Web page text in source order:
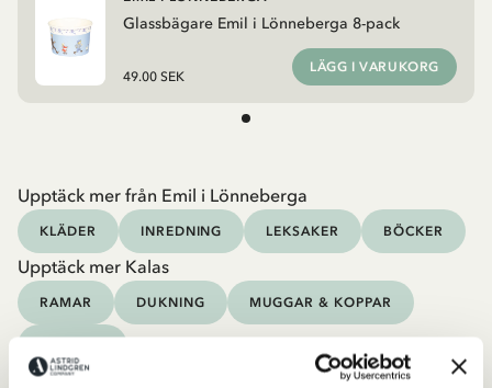
Glassbägare Emil i Lönneberga 8-pack
49.00 SEK
LÄGG I VARUKORG
Upptäck mer från Emil i Lönneberga
KLÄDER INREDNING LEKSAKER BÖCKER
Upptäck mer Kalas
RAMAR DUKNING MUGGAR & KOPPAR